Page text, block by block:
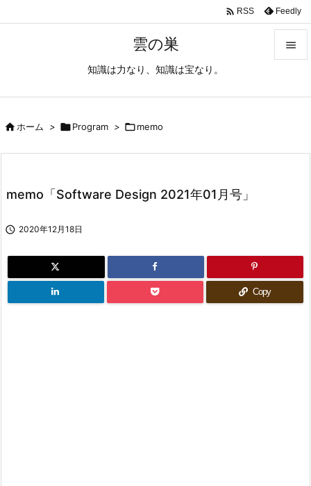
雲の巣
知識は力なり、知識は宝なり。

 RSS Feedly
ホーム > Program > memo
memo「Software Design 2021年01月号」
 2020年12月18日
Copy